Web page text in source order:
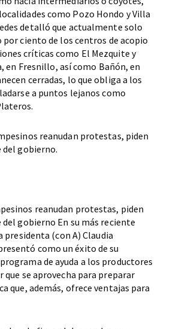
como Pozo Hondo y Villa
detalló que actualmente solo
por ciento de los centros de acopio
críticas como El Mezquite y
en Fresnillo, así como Bañón, en
cerradas, lo que obliga a los
a puntos lejanos como
reanudan protestas, piden
del gobierno.
reanudan protestas, piden
del gobierno En su más reciente
presidenta (con A) Claudia
como un éxito de su
de ayuda a los productores
que se aprovecha para preparar
que, además, ofrece ventajas para